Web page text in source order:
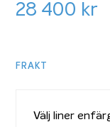
28 400 kr
FRAKT